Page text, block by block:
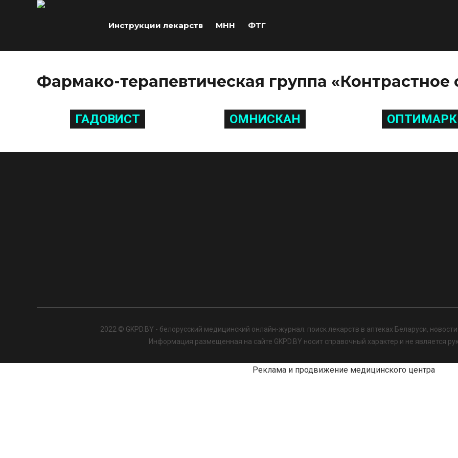
Инструкции лекарств МНН ФТГ
Фармако-терапевтическая группа «Контрастное
ГАДОВИСТ ОМНИСКАН ОПТИМАРК
2022 © GKPD.BY - белорусский медицинский онлайн-журнал: поиск лекарств в аптеках Беларуси,
Информация размещенная на сайте GKPD.BY носит справочный характер и не является
Реклама и продвижение медицинского центра